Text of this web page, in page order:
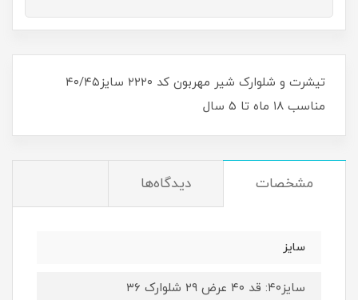
تیشرت و شلوارک شیر مهربون کد ۲۲۲۰ سایز۴۰/۴۵
مناسب ۱۸ ماه تا ۵ سال
مشخصات دیدگاه‌ها
سایز
سایز۴۰: قد ۴۰ عرض ۲۹ شلوارک ۳۶